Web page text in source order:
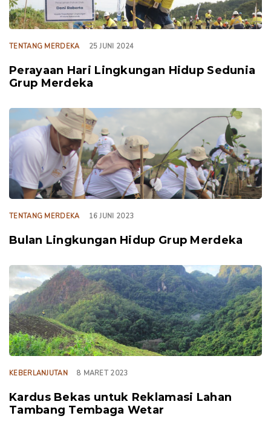
TENTANG MERDEKA 25 JUNI 2024
Perayaan Hari Lingkungan Hidup Sedunia
Grup Merdeka
TENTANG MERDEKA 16 JUNI 2023
Bulan Lingkungan Hidup Grup Merdeka
TAGS
KEBERLANJUTAN 8 MARET 2023
Kardus Bekas untuk Reklamasi Lahan
Tambang Tembaga Wetar